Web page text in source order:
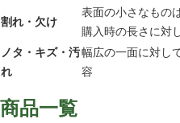
割れ・欠け
表面の小さなもの
購入時の長さに対
ノタ・キズ・汚
れ
幅広の一面に対し
容
商品一覧